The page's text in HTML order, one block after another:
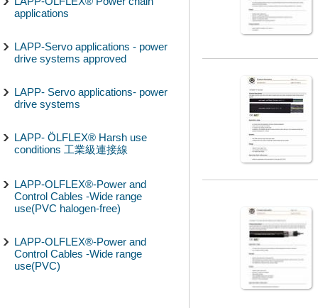
applications
LAPP-Servo applications - power
drive systems approved
LAPP- Servo applications- power
drive systems
LAPP- ÖLFLEX® Harsh use
conditions 工業級連接線
LAPP-OLFLEX®-Power and
Control Cables -Wide range
use(PVC halogen-free)
LAPP-OLFLEX®-Power and
Control Cables -Wide range
use(PVC)